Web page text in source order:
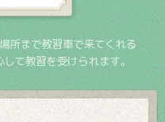
所まで教習車で来てくれる
て教習を受けられます。